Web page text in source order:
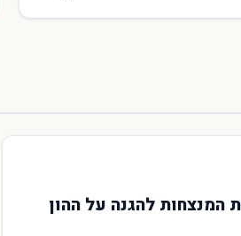
המנצחות להגנה על ההון